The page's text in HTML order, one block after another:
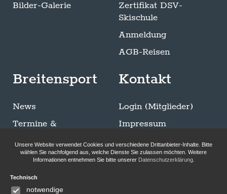
Bilder-Galerie
Zertifikat DSV-
Skischule
Anmeldung
AGB-Reisen
Breitensport
News
Termine &
Trainingszeiten
Sommer Breitensport
Bilder-Galerie
Kontakt
Login (Mitglieder)
Impressum
Datenschutzerklärung
Unsere Website verwendet Cookies und verschiedene Drittanbieter-Inhalte. Bitte
wählen Sie nachfolgend aus, welche Dienste Sie zulassen möchten. Weitere
Informationen entnehmen Sie bitte unserer Datenschutzerklärung.
Technisch
notwendige